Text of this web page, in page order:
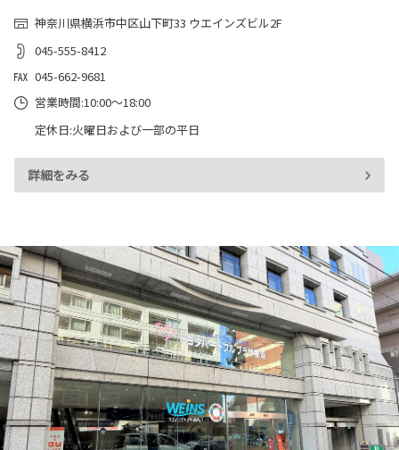
神奈川県横浜市中区山下町33 ウエインズビル2F
045-555-8412
045-662-9681
営業時間:10:00～18:00
定休日:火曜日および一部の平日
詳細をみる